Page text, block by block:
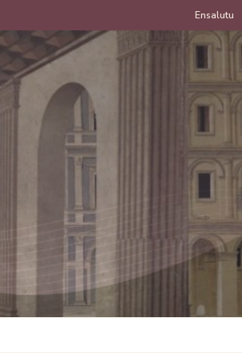
de
Ensalutu